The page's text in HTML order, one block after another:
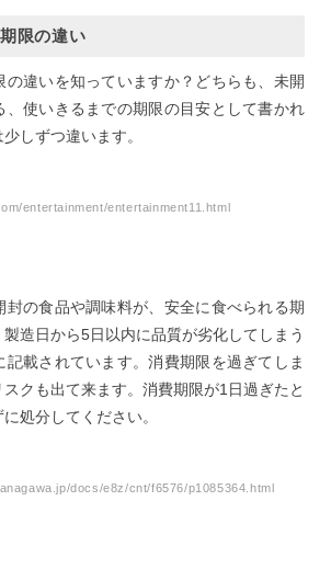
限の違い
の違いを知っていますか？どちらも、未開
、使いきるまでの期限の目安として書かれ
しずつ違います。
entertainment/entertainment11.html
封の食品や調味料が、安全に食べられる期
造日から5日以内に品質が劣化してしまう
記載されています。消費期限を過ぎてしま
クも出て来ます。消費期限が1日過ぎたと
処分してください。
docs/e8z/cnt/f6576/p1085364.html